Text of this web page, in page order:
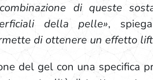
di queste
della pelle»,
di ottenere un effetto
del gel con una specifica